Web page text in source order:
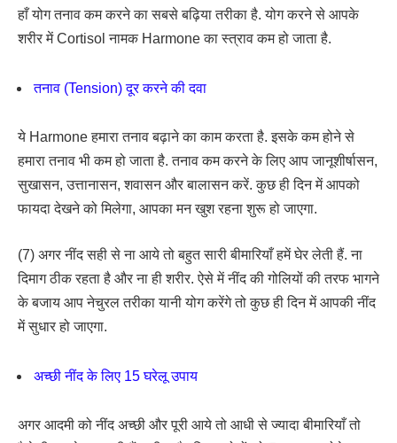
हाँ योग तनाव कम करने का सबसे बढ़िया तरीका है. योग करने से आपके
शरीर में Cortisol नामक Harmone का स्त्राव कम हो जाता है.
तनाव (Tension) दूर करने की दवा
ये Harmone हमारा तनाव बढ़ाने का काम करता है. इसके कम होने से
हमारा तनाव भी कम हो जाता है. तनाव कम करने के लिए आप जानूशीर्षासन,
सुखासन, उत्तानासन, शवासन और बालासन करें. कुछ ही दिन में आपको
फायदा देखने को मिलेगा, आपका मन खुश रहना शुरू हो जाएगा.
(7) अगर नींद सही से ना आये तो बहुत सारी बीमारियाँ हमें घेर लेती हैं. ना
दिमाग ठीक रहता है और ना ही शरीर. ऐसे में नींद की गोलियों की तरफ भागने
के बजाय आप नेचुरल तरीका यानी योग करेंगे तो कुछ ही दिन में आपकी नींद
में सुधार हो जाएगा.
अच्छी नींद के लिए 15 घरेलू उपाय
अगर आदमी को नींद अच्छी और पूरी आये तो आधी से ज्यादा बीमारियाँ तो